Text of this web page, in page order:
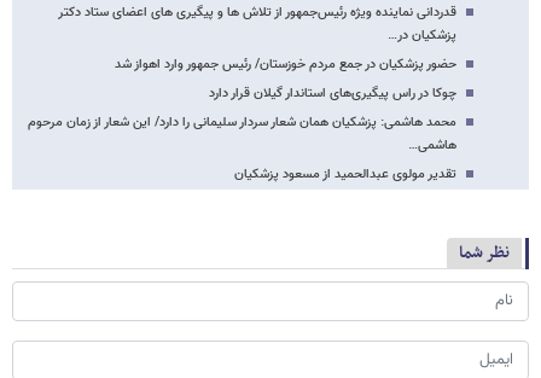
قدردانی نماینده ویژه رئیس‌جمهور از تلاش ها و پیگیری های اعضای ستاد دکتر
پزشکیان در…
حضور پزشکیان در جمع مردم خوزستان/ رئیس جمهور وارد اهواز شد
چوکا در راس پیگیری‌های استاندار گیلان قرار دارد
محمد هاشمی: پزشکیان همان شعار سردار سلیمانی را دارد/ این شعار از زمان مرحوم
هاشمی…
تقدیر مولوی عبدالحمید از مسعود پزشکیان
نظر شما